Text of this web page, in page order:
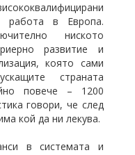
работа в Европа.
ниското
развитие и
която сами
страната
повече – 1200
говори, че след
кой да ни лекува.
в системата и